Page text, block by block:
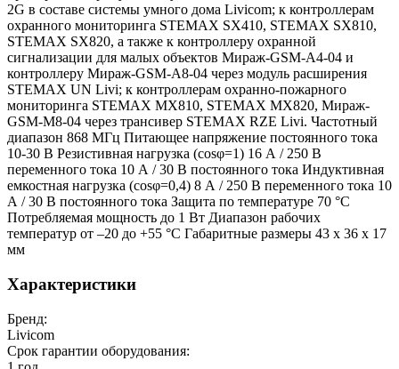
2G в составе системы умного дома Livicom; к контроллерам
охранного мониторинга STEMAX SX410, STEMAX SX810,
STEMAX SX820, а также к контроллеру охранной
сигнализации для малых объектов Мираж-GSM-А4-04 и
контроллеру Мираж-GSM-А8-04 через модуль расширения
STEMAX UN Livi; к контроллерам охранно-пожарного
мониторинга STEMAX MX810, STEMAX MX820, Мираж-
GSM-M8-04 через трансивер STEMAX RZE Livi. Частотный
диапазон 868 МГц Питающее напряжение постоянного тока
10-30 В Резистивная нагрузка (cosφ=1) 16 А / 250 В
переменного тока 10 А / 30 В постоянного тока Индуктивная
емкостная нагрузка (cosφ=0,4) 8 А / 250 В переменного тока 10
А / 30 В постоянного тока Защита по температуре 70 °С
Потребляемая мощность до 1 Вт Диапазон рабочих
температур от –20 до +55 °С Габаритные размеры 43 х 36 х 17
мм
Характеристики
Бренд:
Livicom
Срок гарантии оборудования: